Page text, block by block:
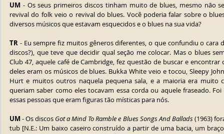
UM - Os seus primeiros discos tinham muito de blues, mesmo não
revival do folk veio o revival do blues. Você poderia falar sobre o
diversos músicos que estavam esquecidos e o blues na sua vida?
TR - Eu sempre fiz muitos gêneros diferentes, o que confundiu o cara
discos?), que teve que decidir qual seção me colocar. Mas o blues
Club 47, aquele café de Cambridge, fez questão de buscar e
deles eram os músicos de blues. Bukka White veio e tocou, Sleepy
Hurt e muitos outros naquela pequena sala, e a maioria era muito
queriam saber como eles tocavam essa corda ou aquele fraseado.
essas pessoas que eram figuras tão místicas para nós.
UM - Os discos Got a Mind To Ramble e Blues Songs And Ballads (1963)
tub [N.E.: Um baixo caseiro construído a partir de uma bacia, um